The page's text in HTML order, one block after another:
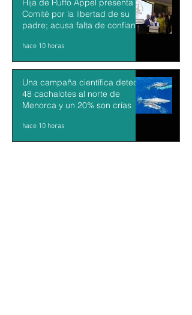
Hija de Ruffo Appel presenta
Comité por la libertad de su
padre; acusa falta de confianza
hace 10 horas
Una campaña científica detecta
48 cachalotes al norte de
Menorca y un 20% son crías
hace 10 horas